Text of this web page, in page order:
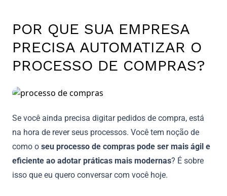
POR QUE SUA EMPRESA
PRECISA AUTOMATIZAR O
PROCESSO DE COMPRAS?
Se você ainda precisa digitar pedidos de compra, está
na hora de rever seus processos. Você tem noção de
como o seu processo de compras pode ser mais ágil e
eficiente ao adotar práticas mais modernas? É sobre
isso que eu quero conversar com você hoje.